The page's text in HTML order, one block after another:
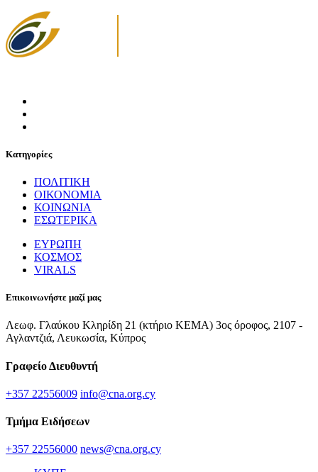
Κατηγορίες
ΠΟΛΙΤΙΚΗ
ΟΙΚΟΝΟΜΙΑ
ΚΟΙΝΩΝΙΑ
ΕΣΩΤΕΡΙΚΑ
ΕΥΡΩΠΗ
ΚΟΣΜΟΣ
VIRALS
Επικοινωνήστε μαζί μας
Λεωφ. Γλαύκου Κληρίδη 21 (κτήριο ΚΕΜΑ) 3ος όροφος, 2107 -
Αγλαντζιά, Λευκωσία, Κύπρος
Γραφείο Διευθυντή
+357 22556009 info@cna.org.cy
Τμήμα Ειδήσεων
+357 22556000 news@cna.org.cy